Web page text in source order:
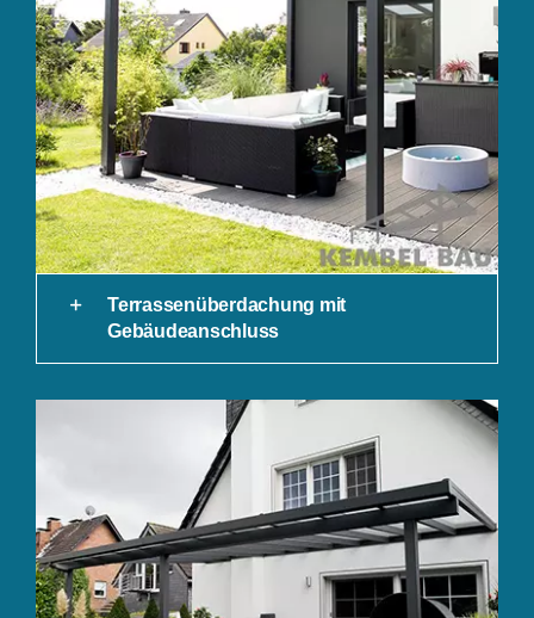
Terrassenüberdachung mit
Gebäudeanschluss